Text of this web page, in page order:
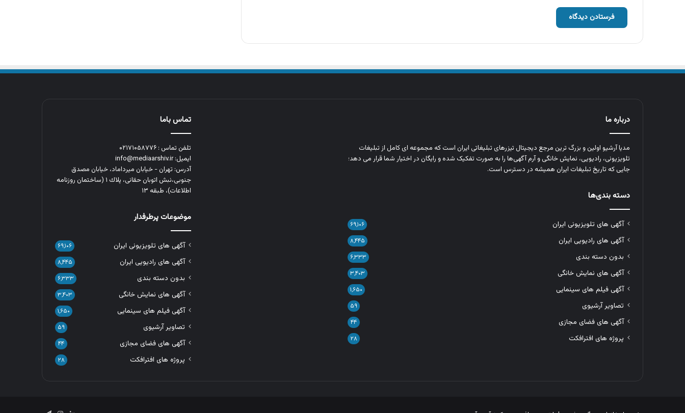
درباره ما
مدیا آرشیو اولین و بزرگ‌ ترین مرجع دیجیتال تیزرهای تبلیغاتی ایران است که مجموعه‌ ای کامل از تبلیغات
تلویزیونی، رادیویی، نمایش خانگی و آرم‌ آگهی‌ها را به‌ صورت تفکیک‌ شده و رایگان در اختیار شما قرار می‌ دهد؛
جایی که تاریخ تبلیغات ایران همیشه در دسترس است.
دسته بندی‌ها
آگهی های تلویزیونی ایران ۶۹,۱۰۶
آگهی های رادیویی ایران ۸,۴۴۵
بدون دسته بندی ۶,۳۳۳
آگهی های نمایش خانگی ۳,۴۰۳
آگهی فیلم های سینمایی ۱,۶۵۰
تصاویر آرشیوی ۵۹
آگهی های فضای مجازی ۴۴
پروژه های افترافکت ۲۸
تماس باما
تلفن تماس : ۰۲۱۷۱۰۵۸۷۷۶
ایمیل: info@mediaarshiv.ir
آدرس: تهران - خیابان میرداماد، خیابان مصدق
جنوبی،نبش اتوبان حقانی، پلاك ١ (ساختمان روزنامه
اطلاعات)، طبقه ۱۳
موضوعات پرطرفدار
آگهی های تلویزیونی ایران ۶۹,۱۰۶
آگهی های رادیویی ایران ۸,۴۴۵
بدون دسته بندی ۶,۳۳۳
آگهی های نمایش خانگی ۳,۴۰۳
آگهی فیلم های سینمایی ۱,۶۵۰
تصاویر آرشیوی ۵۹
آگهی های فضای مجازی ۴۴
پروژه های افترافکت ۲۸